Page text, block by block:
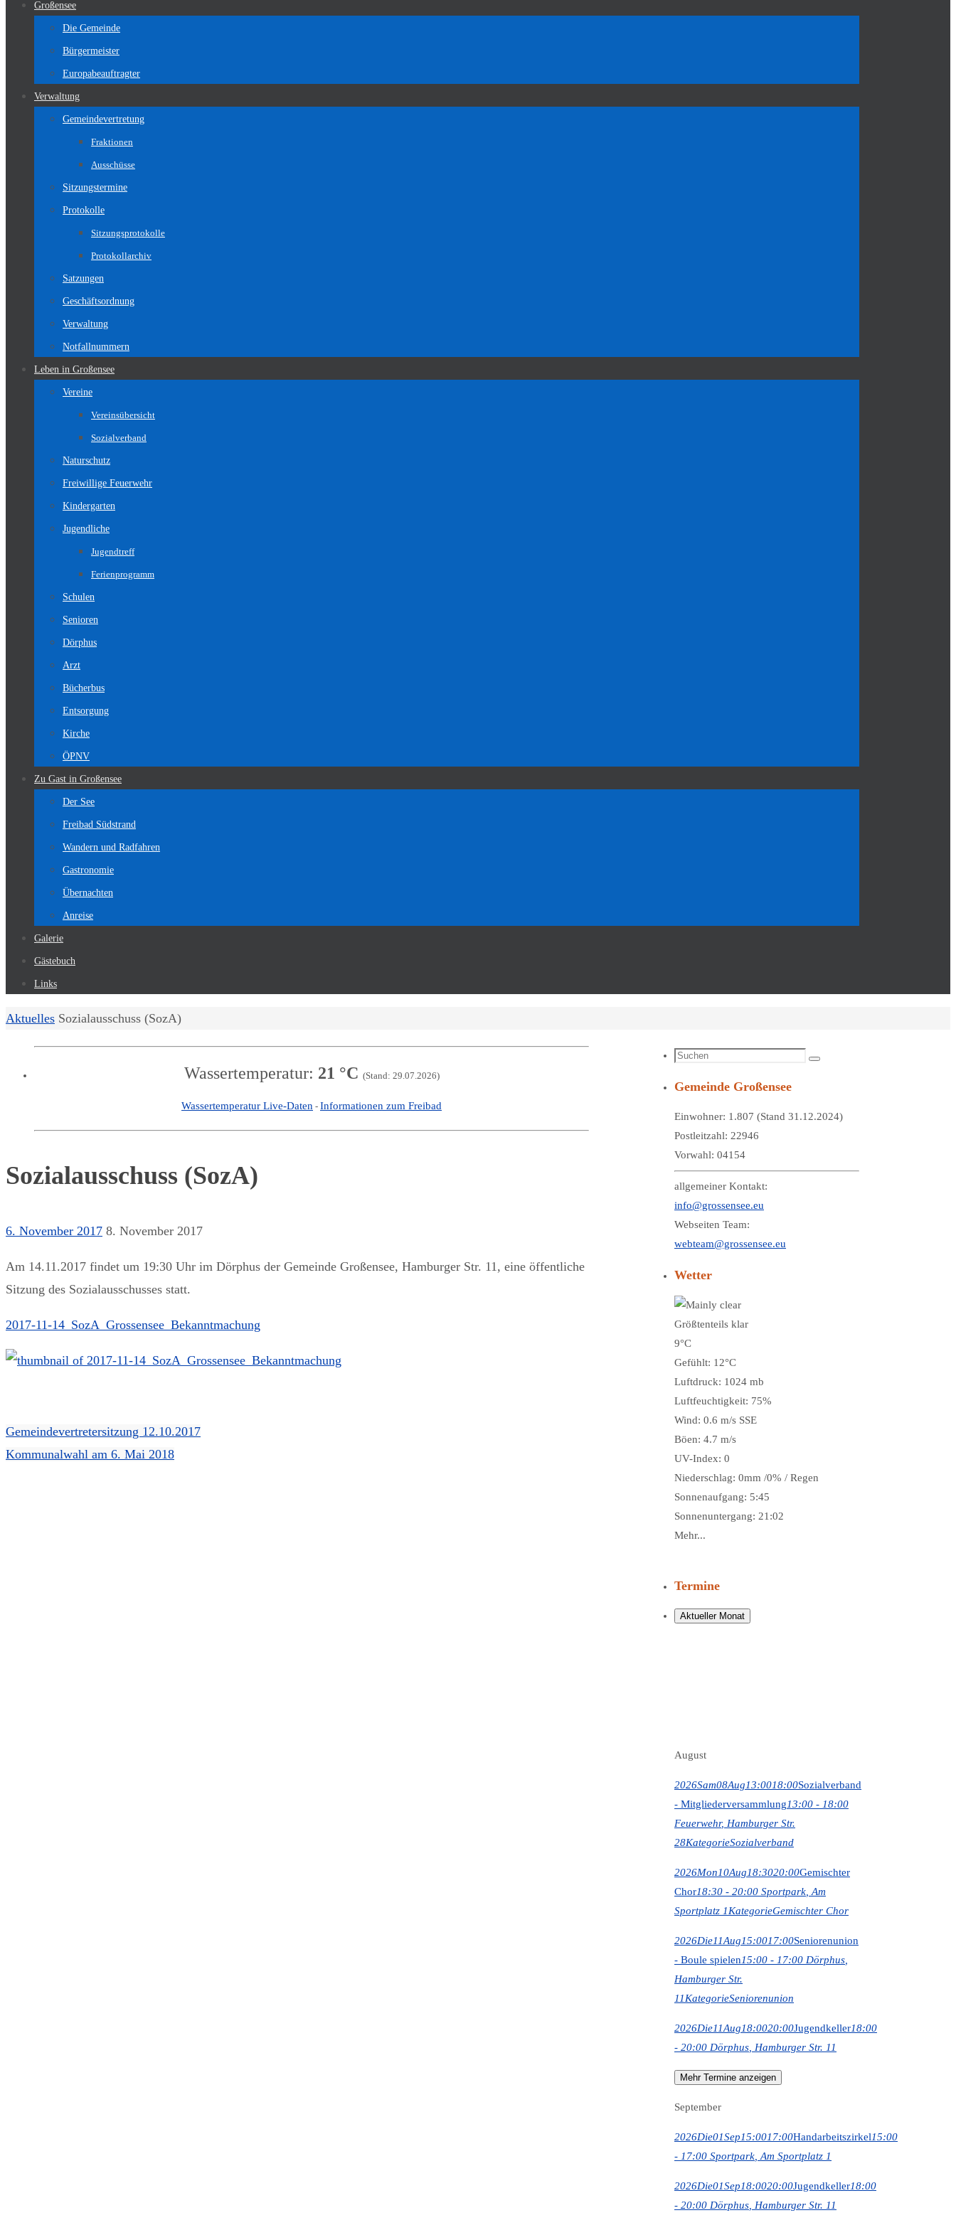
Großensee
Die Gemeinde
Bürgermeister
Europabeauftragter
Verwaltung
Gemeindevertretung
Fraktionen
Ausschüsse
Sitzungstermine
Protokolle
Sitzungsprotokolle
Protokollarchiv
Satzungen
Geschäftsordnung
Verwaltung
Notfallnummern
Leben in Großensee
Vereine
Vereinsübersicht
Sozialverband
Naturschutz
Freiwillige Feuerwehr
Kindergarten
Jugendliche
Jugendtreff
Ferienprogramm
Schulen
Senioren
Dörphus
Arzt
Bücherbus
Entsorgung
Kirche
ÖPNV
Zu Gast in Großensee
Der See
Freibad Südstrand
Wandern und Radfahren
Gastronomie
Übernachten
Anreise
Galerie
Gästebuch
Links
Start
Aktuelles Sozialausschuss (SozA)
Wassertemperatur: 21 °C (Stand: 29.07.2026)
Wassertemperatur Live-Daten - Informationen zum Freibad
Sozialausschuss (SozA)
6. November 2017 8. November 2017
Am 14.11.2017 findet um 19:30 Uhr im Dörphus der Gemeinde Großensee, Hamburger Str. 11, eine öffentliche
Sitzung des Sozialausschusses statt.
2017-11-14_SozA_Grossensee_Bekanntmachung
Gemeindevertretersitzung 12.10.2017
Kommunalwahl am 6. Mai 2018
Suchen
Suchen
Gemeinde Großensee
Einwohner: 1.807 (Stand 31.12.2024)
Postleitzahl: 22946
Vorwahl: 04154
allgemeiner Kontakt:
info@grossensee.eu
Webseiten Team:
webteam@grossensee.eu
Wetter
Größtenteils klar
9°C
Gefühlt: 12°C
Luftdruck: 1024 mb
Luftfeuchtigkeit: 75%
Wind: 0.6 m/s SSE
Böen: 4.7 m/s
UV-Index: 0
Niederschlag: 0mm /0% / Regen
Sonnenaufgang: 5:45
Sonnenuntergang: 21:02
Mehr...
Termine
Aktueller Monat
August
2026Sam08Aug13:0018:00Sozialverband
- Mitgliederversammlung13:00 - 18:00
Feuerwehr, Hamburger Str.
28KategorieSozialverband
2026Mon10Aug18:3020:00Gemischter
Chor18:30 - 20:00 Sportpark , Am
Sportplatz 1KategorieGemischter Chor
2026Die11Aug15:0017:00Seniorenunion
- Boule spielen15:00 - 17:00 Dörphus
Hamburger Str.
11KategorieSeniorenunion
2026Die11Aug18:0020:00Jugendkeller18:00
- 20:00 Dörphus , Hamburger Str. 11
Mehr Termine anzeigen
September
2026Die01Sep15:0017:00Handarbeitszirkel15:00
- 17:00 Sportpark , Am Sportplatz 1
2026Die01Sep18:0020:00Jugendkeller18:00
- 20:00 Dörphus , Hamburger Str. 11